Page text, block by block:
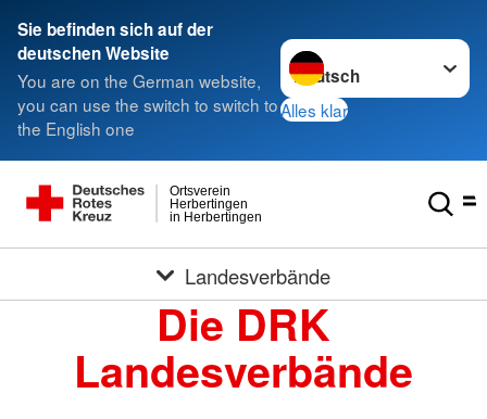
Sie befinden sich auf der
deutschen Website
You are on the German website,
you can use the switch to switch to
the English one
Sprache wechseln zu
Alles klar
in Herbertingen
Herbertingen
Ortsverein
Landesverbände
Die DRK
Landesverbände